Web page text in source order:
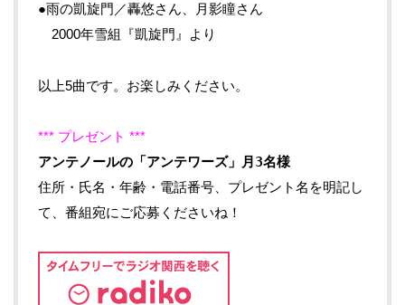
●雨の凱旋門／轟悠さん、月影瞳さん
2000年雪組『凱旋門』より
以上5曲です。お楽しみください。
*** プレゼント ***
アンテノールの「アンテワーズ」月3名様
住所・氏名・年齢・電話番号、プレゼント名を明記し
て、番組宛にご応募くださいね！